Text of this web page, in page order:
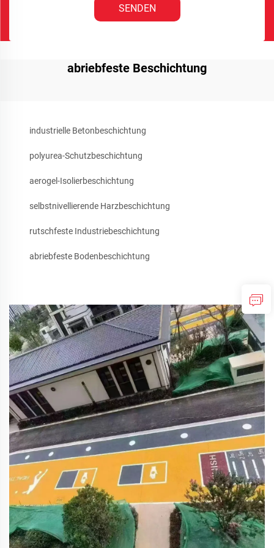
SENDEN
abriebfeste Beschichtung
industrielle Betonbeschichtung
polyurea-Schutzbeschichtung
aerogel-Isolierbeschichtung
selbstnivellierende Harzbeschichtung
rutschfeste Industriebeschichtung
abriebfeste Bodenbeschichtung